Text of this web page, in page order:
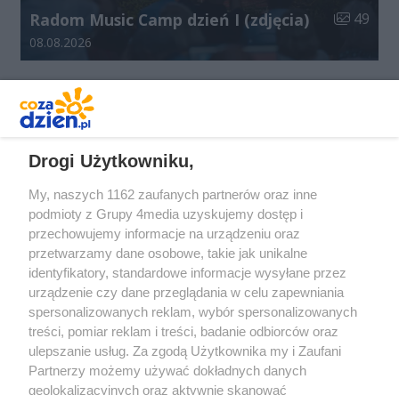
Radom Music Camp dzień I (zdjęcia) Liczba
49
Data dodania galerii:
08.08.2026
Redakcja Reklama Prywatność
Praca Łódź
the:protocol
Drogi Użytkowniku,
My, naszych 1162 zaufanych partnerów oraz inne
podmioty z Grupy 4media uzyskujemy dostęp i
przechowujemy informacje na urządzeniu oraz
przetwarzamy dane osobowe, takie jak unikalne
identyfikatory, standardowe informacje wysyłane przez
urządzenie czy dane przeglądania w celu zapewniania
spersonalizowanych reklam, wybór spersonalizowanych
treści, pomiar reklam i treści, badanie odbiorców oraz
ulepszanie usług. Za zgodą Użytkownika my i Zaufani
Partnerzy możemy używać dokładnych danych
geolokalizacyjnych oraz aktywnie skanować